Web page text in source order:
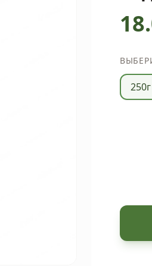
250г